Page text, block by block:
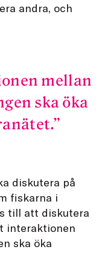
andra, och
mellan
ska öka
diskutera på
fiskarna i
till att diskutera
interaktionen
ska öka